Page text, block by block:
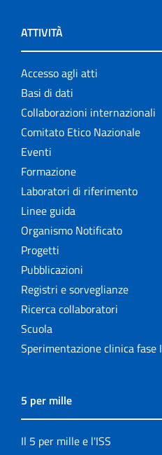
ATTIVITÀ
Accesso agli atti
Basi di dati
Collaborazioni internazionali
Comitato Etico Nazionale
Eventi
Formazione
Laboratori di riferimento
Linee guida
Organismo Notificato
Progetti
Pubblicazioni
Registri e sorveglianze
Ricerca collaboratori
Scuola
Sperimentazione clinica fase I
5 per mille
Il 5 per mille e l'ISS